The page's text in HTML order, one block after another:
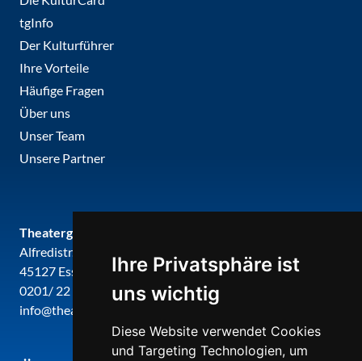
Ihre Privatsphäre ist
uns wichtig
Diese Website verwendet Cookies
und Targeting Technologien, um
tgInfo
Der Kulturführer
Ihre Vorteile
Häufige Fragen
Über uns
Unser Team
Unsere Partner
Theatergemeinde metropole ruhr
Alfredistr. 32
45127 Essen
0201/ 22 22 29
info@theatergemeinde-metropole-ruhr.de